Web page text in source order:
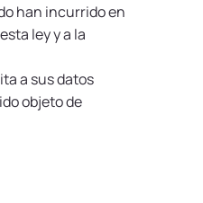
han incurrido en
ley y a la
a sus datos
objeto de